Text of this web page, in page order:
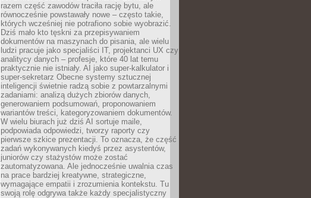
razem część zawodów traciła rację bytu, ale
równocześnie powstawały nowe – często takie,
których wcześniej nie potrafiono sobie wyobrazić.
Dziś mało kto tęskni za przepisywaniem
dokumentów na maszynach do pisania, ale wielu
ludzi pracuje jako specjaliści IT, projektanci UX czy
analitycy danych – profesje, które 40 lat temu
praktycznie nie istniały. AI jako super-kalkulator i
super-sekretarz Obecne systemy sztucznej
inteligencji świetnie radzą sobie z powtarzalnymi
zadaniami: analizą dużych zbiorów danych,
generowaniem podsumowań, proponowaniem
wariantów treści, kategoryzowaniem dokumentów.
W wielu biurach już dziś AI sortuje maile,
podpowiada odpowiedzi, tworzy raporty czy
pierwsze szkice prezentacji. To oznacza, że część
zadań wykonywanych kiedyś przez asystentów,
juniorów czy stażystów może zostać
zautomatyzowana. Ale jednocześnie uwalnia czas
na prace bardziej kreatywne, strategiczne,
wymagające empatii i zrozumienia kontekstu. Tu
swoją rolę odgrywa także każdy specjalistyczny